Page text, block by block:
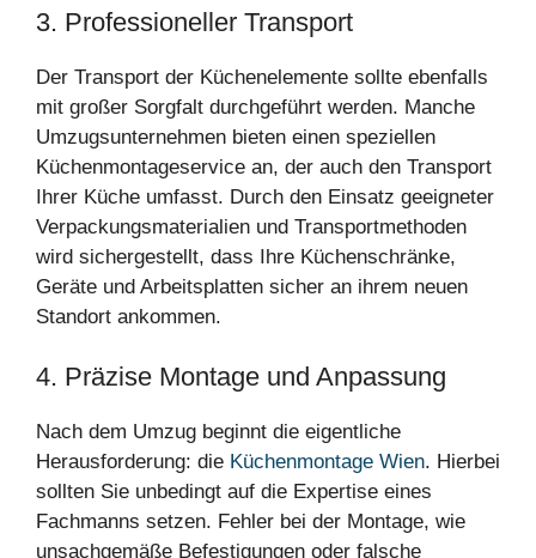
3. Professioneller Transport
Der Transport der Küchenelemente sollte ebenfalls
mit großer Sorgfalt durchgeführt werden. Manche
Umzugsunternehmen bieten einen speziellen
Küchenmontageservice an, der auch den Transport
Ihrer Küche umfasst. Durch den Einsatz geeigneter
Verpackungsmaterialien und Transportmethoden
wird sichergestellt, dass Ihre Küchenschränke,
Geräte und Arbeitsplatten sicher an ihrem neuen
Standort ankommen.
4. Präzise Montage und Anpassung
Nach dem Umzug beginnt die eigentliche
Herausforderung: die Küchenmontage Wien. Hierbei
sollten Sie unbedingt auf die Expertise eines
Fachmanns setzen. Fehler bei der Montage, wie
unsachgemäße Befestigungen oder falsche